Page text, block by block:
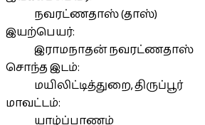
நவரட்ணதாஸ் (தாஸ்)
இயற்பெயர்:
இராமநாதன் நவரட்ணதாஸ்
சொந்த இடம்:
மயிலிட்டித்துறை, திருப்பூர்
மாவட்டம்:
யாழ்ப்பாணம்